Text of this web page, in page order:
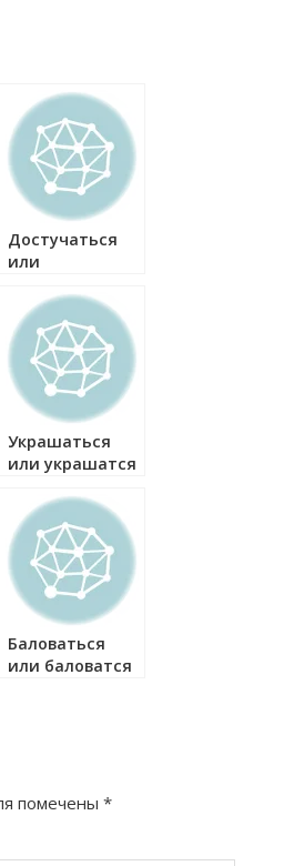
Достучаться
или
правильно?
Украшаться
или украшатся
Баловаться
или баловатся
помечены *